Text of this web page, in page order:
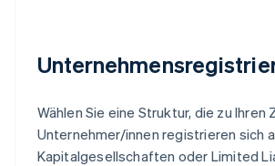
Wählen Sie eine Struktur, die zu Ihren
Unternehmer/innen registrieren sich
Kapitalgesellschaften oder Limited